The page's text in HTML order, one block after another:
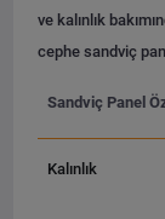
ve kalınlık
cephe sandviç
Sandviç Panel
Kalınlık